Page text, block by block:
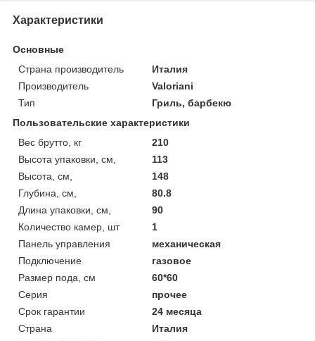
Характеристики
Основные
Страна производитель
Италия
Производитель
Valoriani
Тип
Гриль, барбекю
Пользовательские характеристики
Вес брутто, кг
210
Высота упаковки, см,
113
Высота, см,
148
Глубина, см,
80.8
Длина упаковки, см,
90
Количество камер, шт
1
Панель управления
механическая
Подключение
газовое
Размер пода, см
60*60
Серия
прочее
Срок гарантии
24 месяца
Страна
Италия